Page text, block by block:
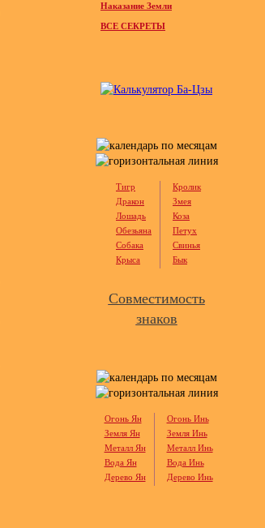
Наказание Земли
ВСЕ СЕКРЕТЫ
Тигр
Кролик
Дракон
Змея
Лошадь
Коза
Обезьяна
Петух
Собака
Свинья
Крыса
Бык
Совместимость
знаков
Огонь Ян
Огонь Инь
Земля Ян
Земля Инь
Металл Ян
Металл Инь
Вода Ян
Вода Инь
Дерево Ян
Дерево Инь